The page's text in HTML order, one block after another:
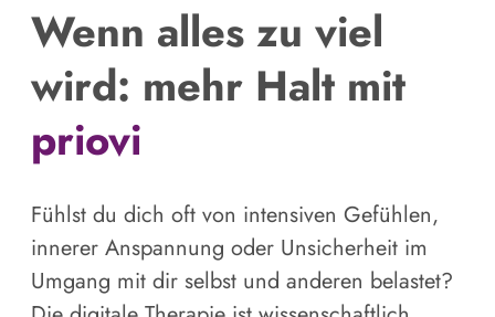
Wenn alles zu viel
wird: mehr Halt mit
priovi
Fühlst du dich oft von intensiven Gefühlen,
innerer Anspannung oder Unsicherheit im
Umgang mit dir selbst und anderen belastet?